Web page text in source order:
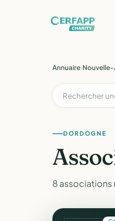
Annuaire›
DORDOGNE
8 associations